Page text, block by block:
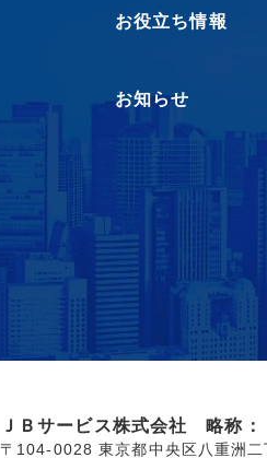
お役立ち情報
お知らせ
ＪＢサービス株式会社 略称：
〒104-0028 東京都中央区八重洲